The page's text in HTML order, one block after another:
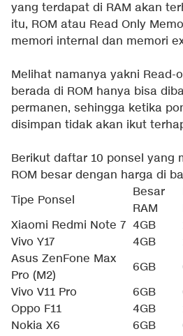
yang terdapat di RAM akan
itu, ROM atau Read Only
memori internal dan memori
Melihat namanya yakni Read-
berada di ROM hanya bisa
permanen, sehingga ketika
disimpan tidak akan ikut
Berikut daftar 10 ponsel yang
ROM besar dengan harga di
Tipe Ponsel
Besar
RAM
Xiaomi Redmi Note 7 4GB
Vivo Y17
4GB
Asus ZenFone Max
Pro (M2)
6GB
Vivo V11 Pro
6GB
Oppo F11
4GB
Nokia X6
6GB